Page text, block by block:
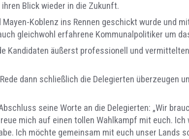
Blick wieder in die Zukunft.
Koblenz ins Rennen geschickt wurde und
gleichwohl erfahrene Kommunalpolitiker um
Kandidaten äußerst professionell und
dann schließlich die Delegierten überzeugen
seine Worte an die Delegierten: „Wir
mich auf einen tollen Wahlkampf mit euch.
Ich möchte gemeinsam mit euch unser Lands